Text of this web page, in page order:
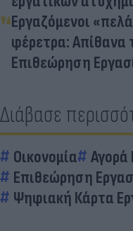
Εργαζόμενοι
φέρετρα:
Επιθεώρηση
Διάβασε
Οικονομία Αγορά
Επιθεώρηση
Ψηφιακή Κάρτα